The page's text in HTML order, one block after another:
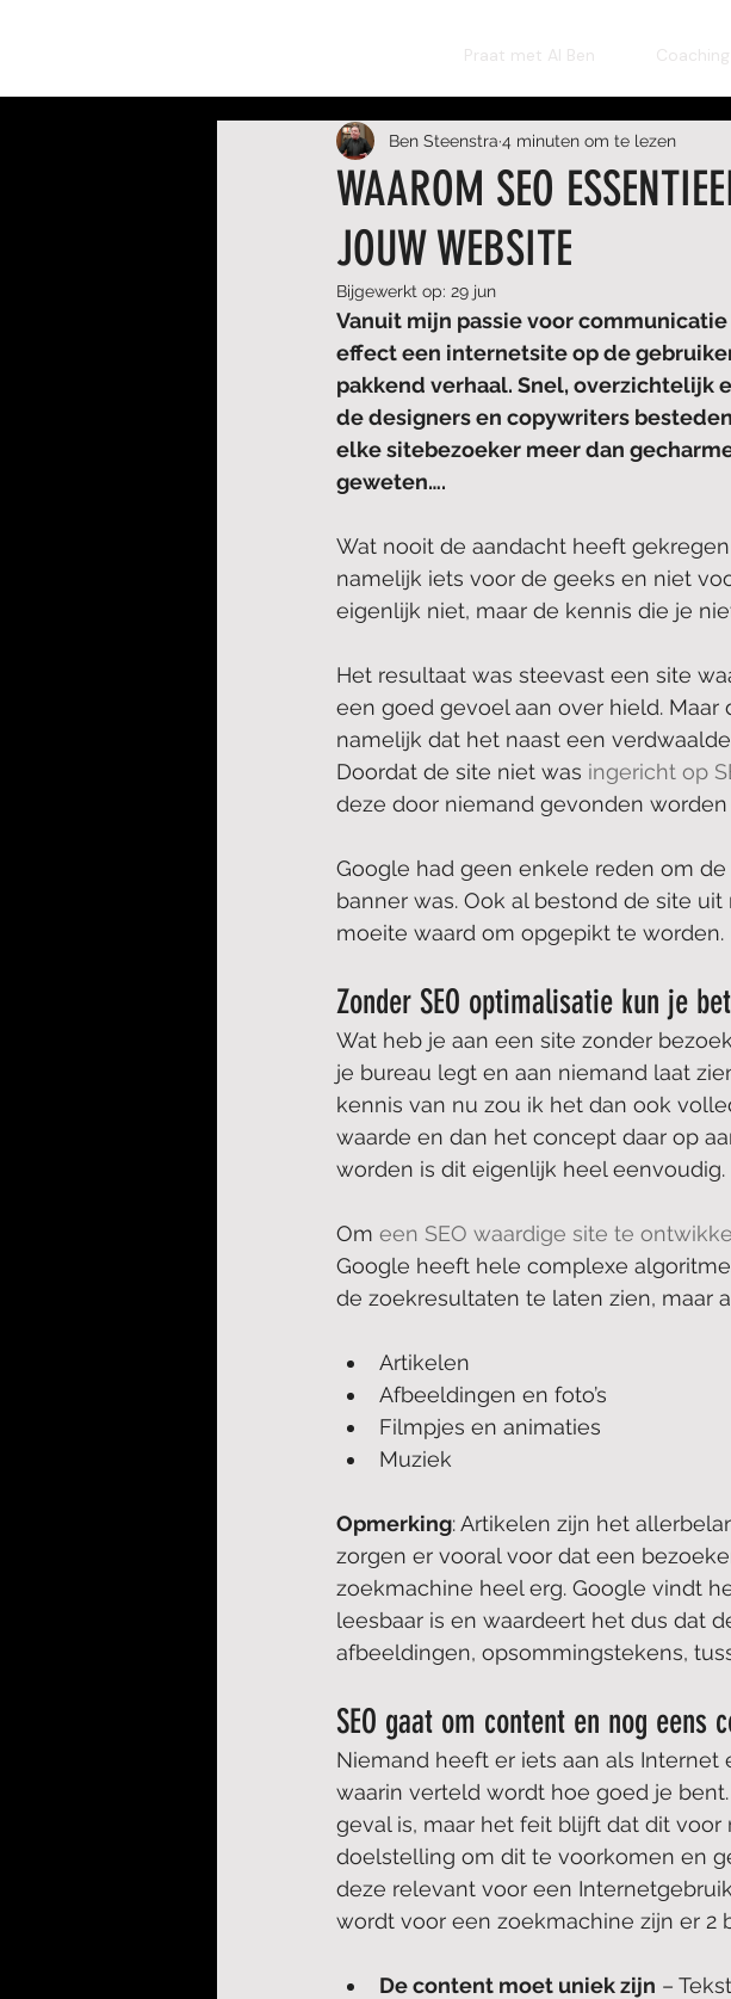
Praat met AI Ben Coaching
WAAROM SEO
JOUW WEBSITE
Ben Steenstra 4 minuten om te lezen
Bijgewerkt op: 29 jun
Vanuit mijn passie voor
effect een internetsite op de
pakkend verhaal. Snel, overzichtelijk
de designers en copywriters
elke sitebezoeker meer dan
geweten….
Wat nooit de aandacht heeft
namelijk iets voor de geeks en niet
eigenlijk niet, maar de kennis die je
Het resultaat was steevast een site
een goed gevoel aan over hield.
namelijk dat het naast een
Doordat de site niet was ingericht op
deze door niemand gevonden
Google had geen enkele reden om
banner was. Ook al bestond de site
moeite waard om opgepikt te worden.
Zonder SEO optimalisatie kun je
Wat heb je aan een site zonder
je bureau legt en aan niemand laat
kennis van nu zou ik het dan ook
waarde en dan het concept daar op
worden is dit eigenlijk heel eenvoudig.
Om een SEO waardige site te
Google heeft hele complexe
de zoekresultaten te laten zien, maar
Artikelen
Afbeeldingen en foto’s
Filmpjes en animaties
Muziek
Opmerking: Artikelen zijn het
zorgen er vooral voor dat een
zoekmachine heel erg. Google vindt
leesbaar is en waardeert het dus dat
afbeeldingen, opsommingstekens,
SEO gaat om content en nog eens
Niemand heeft er iets aan als
waarin verteld wordt hoe goed je
geval is, maar het feit blijft dat dit
doelstelling om dit te voorkomen en
deze relevant voor een
wordt voor een zoekmachine zijn er 2
De content moet uniek zijn –